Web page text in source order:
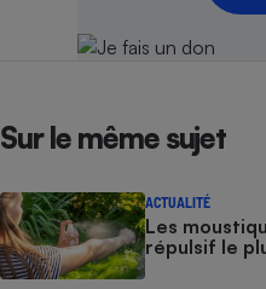
Sur le même sujet
ACTUALITÉ
Les
répulsif le